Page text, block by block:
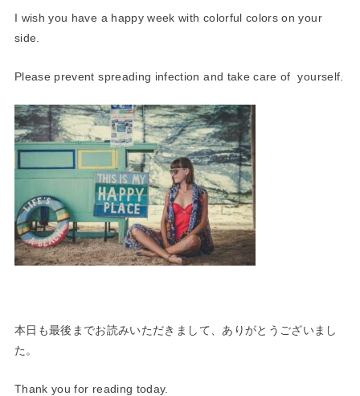
I wish you have a happy week with colorful colors on your
side.
Please prevent spreading infection and take care of yourself.
本日も最後までお読みいただきまして、ありがとうございまし
た。
Thank you for reading today.